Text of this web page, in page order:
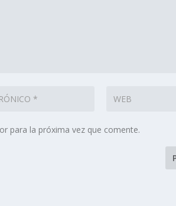
para la próxima vez que comente.